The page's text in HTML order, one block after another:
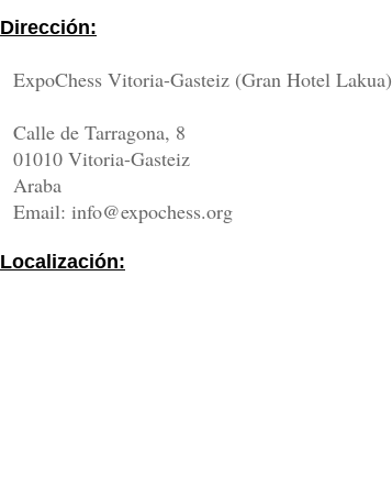
Dirección:
ExpoChess Vitoria-Gasteiz (Gran Hotel Lakua)
Calle de Tarragona, 8
01010 Vitoria-Gasteiz
Araba
Email: info@expochess.org
Localización: